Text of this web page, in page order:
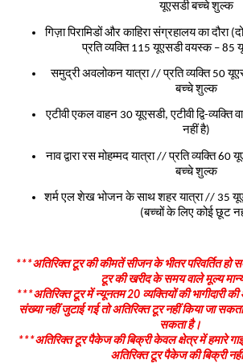
यूएसडी बच्चे शुल्क
गिज़ा पिरामिडों और काहिरा संग्रहालय का
प्रति व्यक्ति 115 यूएसडी वयस्क – 85
समुद्री अवलोकन यात्रा // प्रति व्यक्ति 50
बच्चे शुल्क
एटीवी एकल वाहन 30 यूएसडी, एटीवी द्वि-
नहीं है)
नाव द्वारा रस मोहम्मद यात्रा // प्रति व्यक्ति
बच्चे शुल्क
शर्म एल शेख भोजन के साथ शहर यात्रा // 35
(बच्चों के लिए कोई छूट
***अतिरिक्त टूर की कीमतें सीजन के भीतर परिवर्तित हो
टूर की खरीद के समय वाले मूल्य
***अतिरिक्त टूर में न्यूनतम 20 व्यक्तियों की भागीदारी
संख्या नहीं जुटाई गई तो अतिरिक्त टूर नहीं किया जा सकता
सकता है।
***अतिरिक्त टूर पैकेज की बिक्री केवल क्षेत्र में हमारे गाइड
अतिरिक्त टूर पैकेज की बिक्री